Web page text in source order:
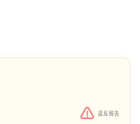
違反報告